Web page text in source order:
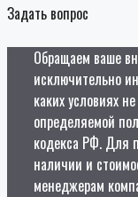
Задать вопрос
Обращаем ваше
исключительно
каких условиях
определяемой
кодекса РФ. Для
наличии и
менеджерам